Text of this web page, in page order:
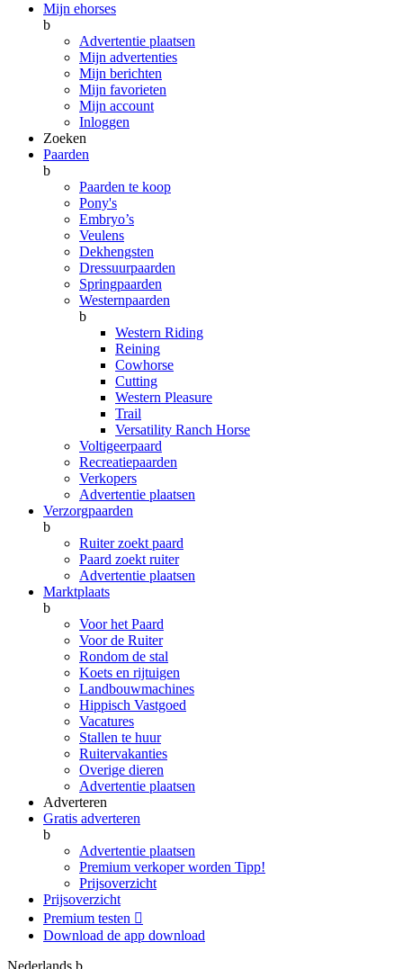
Mijn ehorses
b
Advertentie plaatsen
Mijn advertenties
Mijn berichten
Mijn favorieten
Mijn account
Inloggen
Zoeken
Paarden
b
Paarden te koop
Pony's
Embryo’s
Veulens
Dekhengsten
Dressuurpaarden
Springpaarden
Westernpaarden
b
Western Riding
Reining
Cowhorse
Cutting
Western Pleasure
Trail
Versatility Ranch Horse
Voltigeerpaard
Recreatiepaarden
Verkopers
Advertentie plaatsen
Verzorgpaarden
b
Ruiter zoekt paard
Paard zoekt ruiter
Advertentie plaatsen
Marktplaats
b
Voor het Paard
Voor de Ruiter
Rondom de stal
Koets en rijtuigen
Landbouwmachines
Hippisch Vastgoed
Vacatures
Stallen te huur
Ruitervakanties
Overige dieren
Advertentie plaatsen
Adverteren
Gratis adverteren
b
Advertentie plaatsen
Premium verkoper worden Tipp!
Prijsoverzicht
Prijsoverzicht
Premium testen 
Download de app download
Nederlands b